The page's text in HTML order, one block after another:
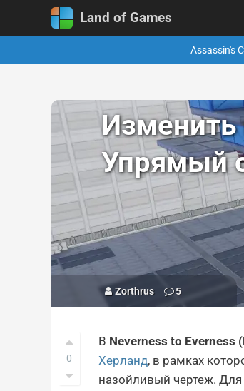
Land of Games
Assassin's
Изменить
Упрямый
Zorthrus 5
0
В Neverness to Everness
Херланд, в рамках
назойливый чертеж.